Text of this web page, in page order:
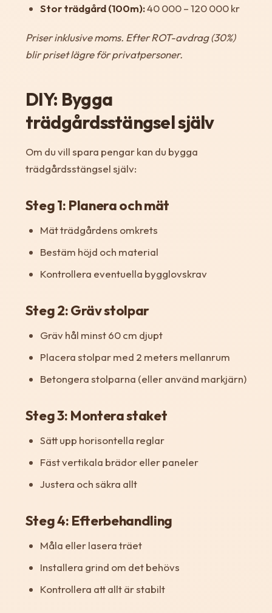
Stor trädgård (100m):40 000 – 120 000 kr
Priser inklusive moms. Efter ROT-avdrag (30%)
blir priset lägre för privatpersoner.
DIY: Bygga
trädgårdsstängsel själv
Om du vill spara pengar kan du bygga
trädgårdsstängsel själv:
Steg 1: Planera och mät
Mät trädgårdens omkrets
Bestäm höjd och material
Kontrollera eventuella bygglovskrav
Steg 2: Gräv stolpar
Gräv hål minst 60 cm djupt
Placera stolpar med 2 meters mellanrum
Betongera stolparna (eller använd markjärn)
Steg 3: Montera staket
Sätt upp horisontella reglar
Fäst vertikala brädor eller paneler
Justera och säkra allt
Steg 4: Efterbehandling
Måla eller lasera träet
Installera grind om det behövs
Kontrollera att allt är stabilt